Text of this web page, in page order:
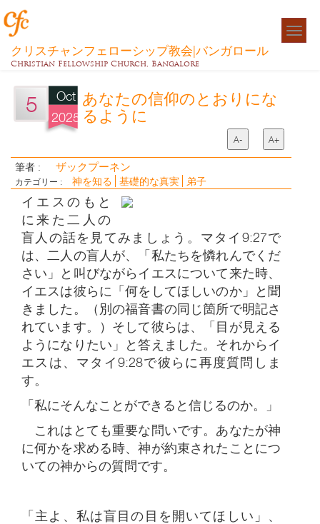
クリスチャンフェローシップ教会|バンガロール
Christian Fellowship Church, Bangalore
5
Oct
2025
あなたの信仰のとおりにな
るように
A- A+
筆者 : ザックプーネン
カテゴリー : 神を知る 基礎的な真実 弟子
イエスのもと
に来た二人の
盲人の話を見てみましょう。マタイ9:27で
は、二人の盲人が、「私たちを憐れんでくだ
さい」と叫びながらイエスについて来た時、
イエスは彼らに「何をしてほしいのか」と聞
きました。（別の福音書の同じ箇所で明記さ
れています。）そして彼らは、「目が見える
ようになりたい」と答えました。それからイ
エスは、マタイ9:28で彼らに再度質問しま
す。
「私にそんなことができると信じるのか。」
これはとても重要な問いです。あなたが神
に何かを求める時、神が約束されたことにつ
いての神からの質問です。
「主よ、私は盲目の目を開いてほしい」、